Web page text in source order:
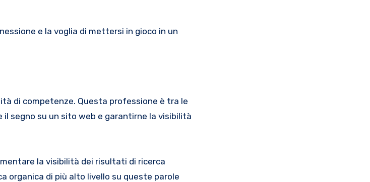
e la voglia di mettersi in gioco in un
di competenze. Questa professione è tra le
segno su un sito web e garantirne la visibilità
la visibilità dei risultati di ricerca
organica di più alto livello su queste parole